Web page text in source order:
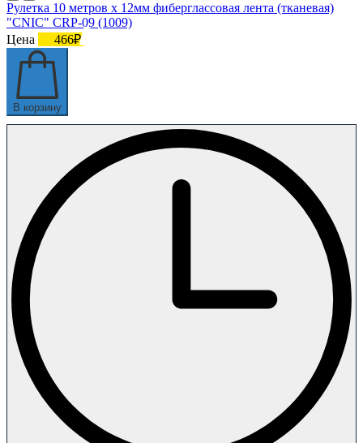
Рулетка 10 метров х 12мм фиберглассовая лента (тканевая)
"CNIC" CRP-09 (1009)
Цена
466₽
В корзину